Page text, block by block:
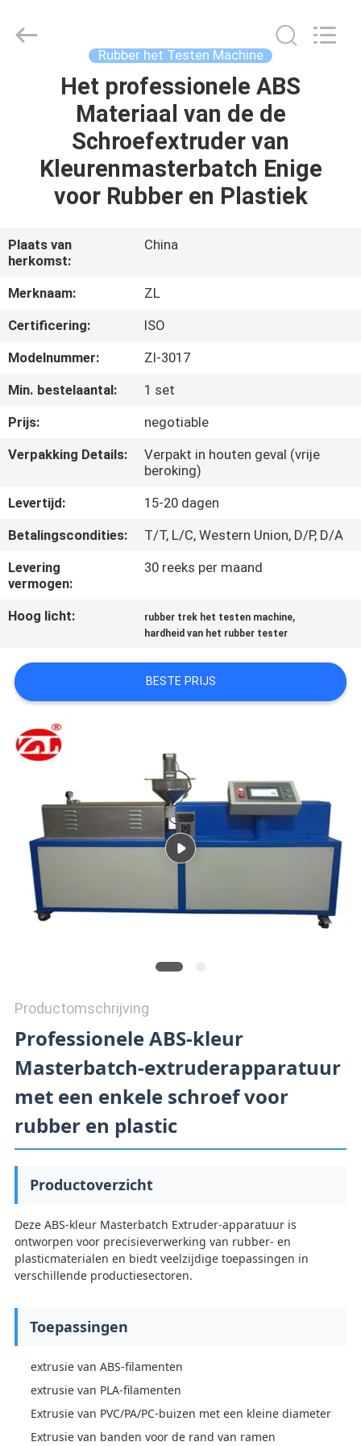
PRODUCTEN
VIDEOS
ONGEVEER
ONS
FABRIEKSREIS
KWALITEITSCONTROLE
CONTACTEER
ONS
NIEUWS
OM EEN
CITAAT
VR
SHOW
SITEMAP
PRIVACY
POLICY
Technology
Rubber het Testen Machine
Het professionele ABS
Materiaal van de de
Schroefextruder van
Kleurenmasterbatch Enige
voor Rubber en Plastiek
Plaats van
herkomst:
China
Merknaam:
ZL
Certificering:
ISO
Modelnummer:
Zl-3017
Min. bestelaantal:
1 set
Prijs:
negotiable
Verpakking Details:
Verpakt in houten geval (vrije
beroking)
Levertijd:
15-20 dagen
Betalingscondities:
T/T, L/C, Western Union, D/P, D/A
Levering
vermogen:
30 reeks per maand
Hoog licht: rubber trek het testen machine,
hardheid van het rubber tester
BESTE PRIJS
Productomschrijving
Professionele ABS-kleur
Masterbatch-extruderapparatuur
met een enkele schroef voor
rubber en plastic
Productoverzicht
Deze ABS-kleur Masterbatch Extruder-apparatuur is
ontworpen voor precisieverwerking van rubber- en
plasticmaterialen en biedt veelzijdige toepassingen in
verschillende productiesectoren.
Toepassingen
extrusie van ABS-filamenten
extrusie van PLA-filamenten
Extrusie van PVC/PA/PC-buizen met een kleine diameter
Extrusie van banden voor de rand van ramen